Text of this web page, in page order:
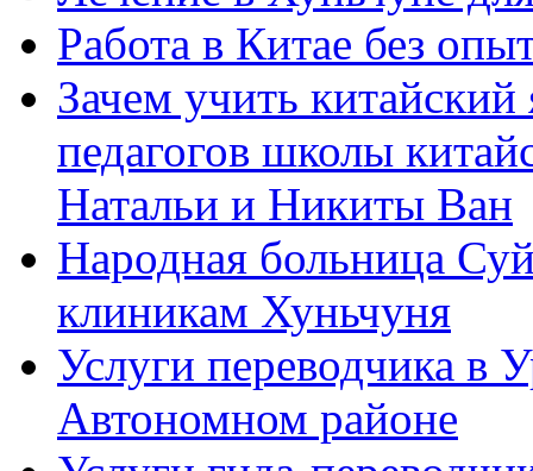
Работа в Китае без
Зачем учить
педагогов школы
Натальи и Никиты Ван
Народная больница
клиникам Хуньчуня
Услуги переводчика в
Автономном районе